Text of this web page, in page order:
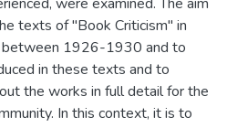
texts of "Book Criticism" in
between 1926-1930 and to
in these texts and to
the works in full detail for the
In this context, it is to